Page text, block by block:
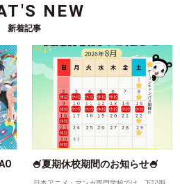
NEW
新着記事
🍧夏期休校期間のお知らせ🍧